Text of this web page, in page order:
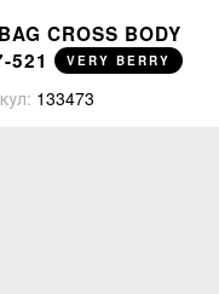
CROSS BODY
521
VERY BERRY
133473